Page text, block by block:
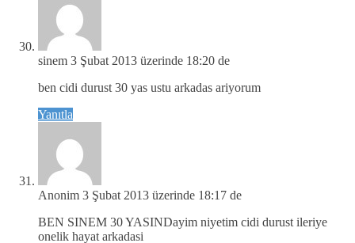
sinem 3 Şubat 2013 üzerinde 18:20 de
ben cidi durust 30 yas ustu arkadas ariyorum
Yanıtla
Anonim 3 Şubat 2013 üzerinde 18:17 de
BEN SINEM 30 YASINDayim niyetim cidi durust ileriye
onelik hayat arkadasi